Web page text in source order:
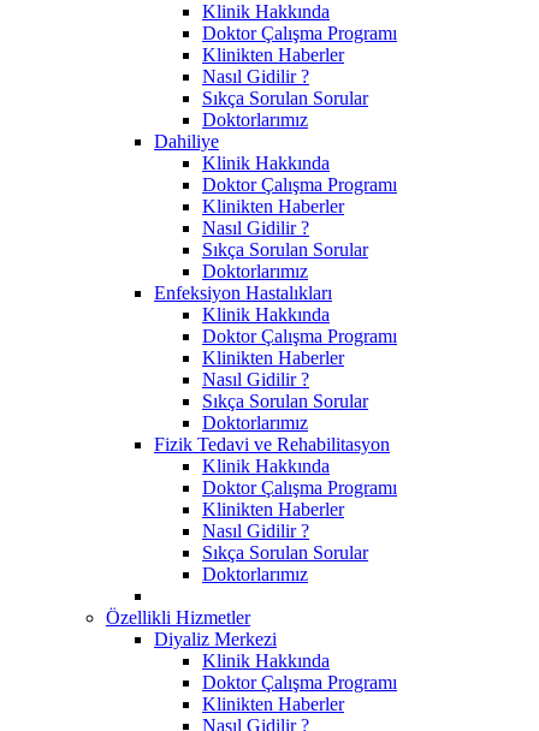
Klinik Hakkında
Doktor Çalışma Programı
Klinikten Haberler
Nasıl Gidilir ?
Sıkça Sorulan Sorular
Doktorlarımız
Dahiliye
Klinik Hakkında
Doktor Çalışma Programı
Klinikten Haberler
Nasıl Gidilir ?
Sıkça Sorulan Sorular
Doktorlarımız
Enfeksiyon Hastalıkları
Klinik Hakkında
Doktor Çalışma Programı
Klinikten Haberler
Nasıl Gidilir ?
Sıkça Sorulan Sorular
Doktorlarımız
Fizik Tedavi ve Rehabilitasyon
Klinik Hakkında
Doktor Çalışma Programı
Klinikten Haberler
Nasıl Gidilir ?
Sıkça Sorulan Sorular
Doktorlarımız
Özellikli Hizmetler
Diyaliz Merkezi
Klinik Hakkında
Doktor Çalışma Programı
Klinikten Haberler
Nasıl Gidilir ?